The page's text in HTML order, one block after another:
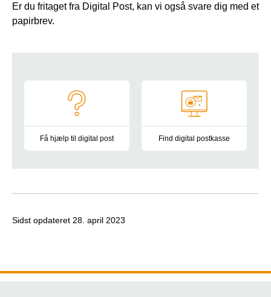
Er du fritaget fra Digital Post, kan vi også svare dig med et
papirbrev.
Få hjælp til digital post Find digital postkasse
Sidst opdateret 28. april 2023